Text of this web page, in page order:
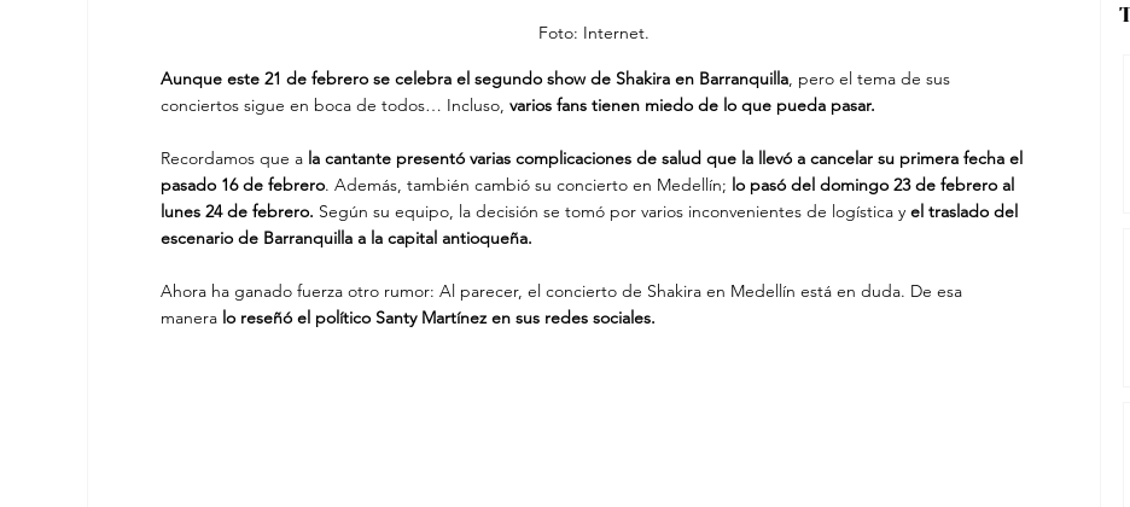
Foto: Internet.
Aunque este 21 de febrero se celebra el segundo show de Shakira en Barranquilla, pero el tema de sus
conciertos sigue en boca de todos… Incluso, varios fans tienen miedo de lo que pueda pasar.
Recordamos que a la cantante presentó varias complicaciones de salud que la llevó a cancelar su primera fecha el
pasado 16 de febrero. Además, también cambió su concierto en Medellín; lo pasó del domingo 23 de febrero al
lunes 24 de febrero. Según su equipo, la decisión se tomó por varios inconvenientes de logística y el traslado del
escenario de Barranquilla a la capital antioqueña.
Ahora ha ganado fuerza otro rumor: Al parecer, el concierto de Shakira en Medellín está en duda. De esa
manera lo reseñó el político Santy Martínez en sus redes sociales.